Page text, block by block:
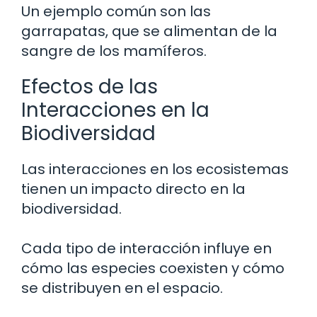
Un ejemplo común son las
garrapatas, que se alimentan de la
sangre de los mamíferos.
Efectos de las
Interacciones en la
Biodiversidad
Las interacciones en los ecosistemas
tienen un impacto directo en la
biodiversidad.
Cada tipo de interacción influye en
cómo las especies coexisten y cómo
se distribuyen en el espacio.